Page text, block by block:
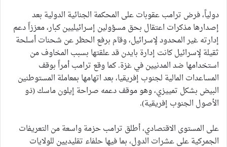
دولياً، فرض ترامب عقوبات على المحكمة الجنائية الدولية بعد
إصدارها مذكرات اعتقال بحق مسؤولين إسرائيليين كبار، معززاً دعم
إدارته غير المحدود لإسرائيل، وقام برفع الحظر عن شحنات أسلحة
ثقيلة لإسرائيل كانت إدارة بايدن قد علقتها بسبب المخاوف من
استخدامها ضد المدنيين في غزة. كما وقع ترامب أمراً بوقف
المساعدات المالية لجنوب إفريقيا، بعد اتهامها بمعاملة المستوطنين
البيض بشكل تمييزي، وهو موقف دعمه صراحة إيلون ماسك (ذو
الأصول الجنوب إفريقية).
على المستوى الاقتصادي، أطلق ترامب حزمة واسعة من التعريفات
الجمركية على عشرات الدول، بما فيها حلفاء تقليديين للولايات